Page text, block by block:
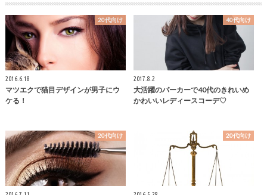
20代向け
2016.6.18
マツエクで猫目デザインが男子にウ
ケる！
40代向け
2017.8.2
大活躍のパーカーで40代のきれいめ
かわいいレディースコーデ♡
20代向け 20代向け